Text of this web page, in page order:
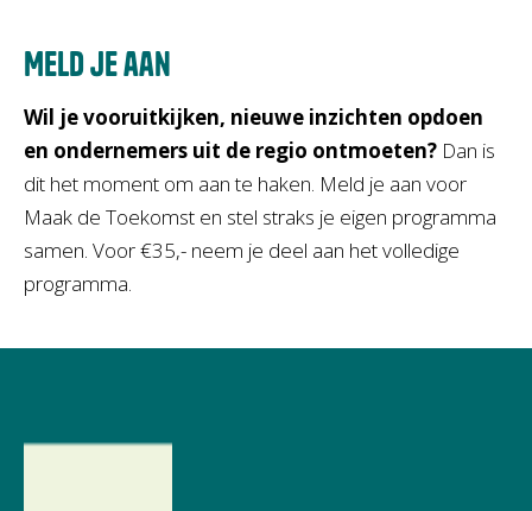
Meld je aan
Wil je vooruitkijken, nieuwe inzichten opdoen
en ondernemers uit de regio ontmoeten? Dan is
dit het moment om aan te haken. Meld je aan voor
Maak de Toekomst en stel straks je eigen programma
samen. Voor €35,- neem je deel aan het volledige
programma.